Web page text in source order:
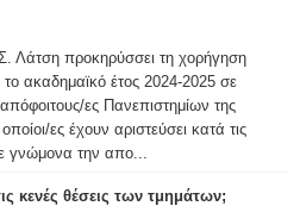
Λάτση προκηρύσσει τη χορήγηση
ακαδημαϊκό έτος 2024-2025 σε
απόφοιτους/ες Πανεπιστημίων της
ες έχουν αριστεύσει κατά τις
γνώμονα την απο...
κενές θέσεις των τμημάτων;